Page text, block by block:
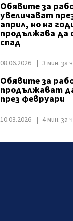
Обявите за
увеличават
април, но на
продължава да
спад
08.06.2026 3 мин. за
Обявите за
продължават
през февруари
10.03.2026 4 мин. за